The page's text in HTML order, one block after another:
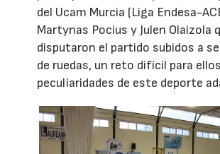
del Ucam Murcia (Liga Endesa-
Martynas Pocius y Julen Olaizola
disputaron el partido subidos a
de ruedas, un reto difícil para
peculiaridades de este deporte